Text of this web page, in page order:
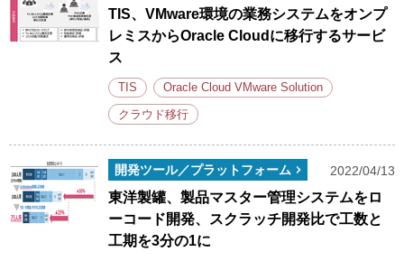
TIS、VMware環境の業務システムをオンプ
レミスからOracle Cloudに移行するサービ
ス
TIS Oracle Cloud VMware Solution
クラウド移行
開発ツール／プラットフォーム 2022/04/13
東洋製罐、製品マスター管理システムをロ
ーコード開発、スクラッチ開発比で工数と
工期を3分の1に